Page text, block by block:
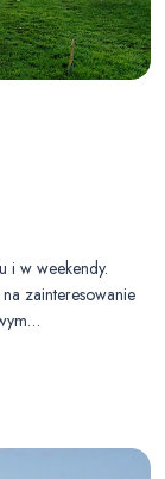
i w weekendy.
zainteresowanie